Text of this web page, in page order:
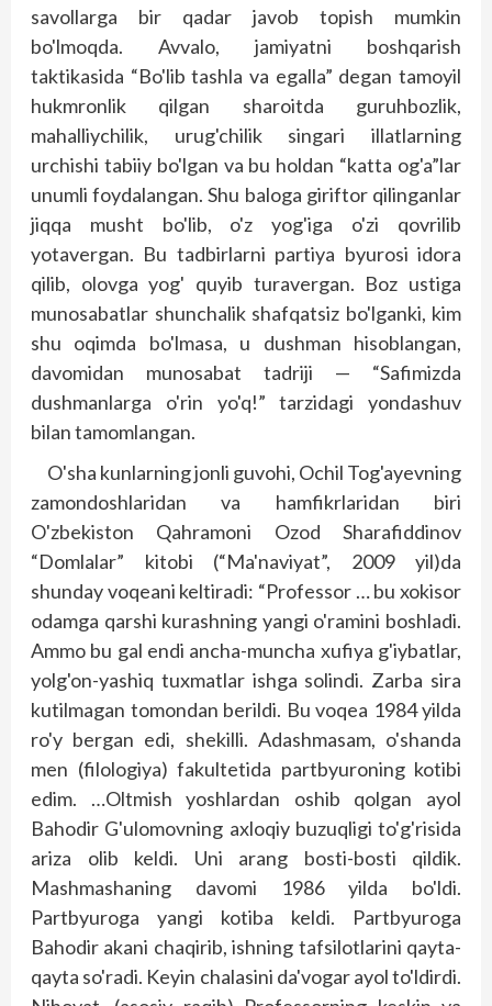
savollarga bir qadar javob topish mumkin
bo'lmoqda. Avvalo, jamiyatni boshqarish
taktikasida “Bo'lib tashla va egalla” degan tamoyil
hukmronlik qilgan sharoitda guruhbozlik,
mahalliychilik, urug'chilik singari illatlarning
urchishi tabiiy bo'lgan va bu holdan “katta og'a”lar
unumli foydalangan. Shu baloga giriftor qilinganlar
jiqqa musht bo'lib, o'z yog'iga o'zi qovrilib
yotavergan. Bu tadbirlarni partiya byurosi idora
qilib, olovga yog' quyib turavergan. Boz ustiga
munosabatlar shunchalik shafqatsiz bo'lganki, kim
shu oqimda bo'lmasa, u dushman hisoblangan,
davomidan munosabat tadriji — “Safimizda
dushmanlarga o'rin yo'q!” tarzidagi yondashuv
bilan tamomlangan.
O'sha kunlarning jonli guvohi, Ochil Tog'ayevning
zamondoshlaridan va hamfikrlaridan biri
O'zbekiston Qahramoni Ozod Sharafiddinov
“Domlalar” kitobi (“Ma'naviyat”, 2009 yil)da
shunday voqeani keltiradi: “Professor … bu xokisor
odamga qarshi kurashning yangi o'ramini boshladi.
Ammo bu gal endi ancha-muncha xufiya g'iybatlar,
yolg'on-yashiq tuxmatlar ishga solindi. Zarba sira
kutilmagan tomondan berildi. Bu voqea 1984 yilda
ro'y bergan edi, shekilli. Adashmasam, o'shanda
men (filologiya) fakultetida partbyuroning kotibi
edim. …Oltmish yoshlardan oshib qolgan ayol
Bahodir G'ulomovning axloqiy buzuqligi to'g'risida
ariza olib keldi. Uni arang bosti-bosti qildik.
Mashmashaning davomi 1986 yilda bo'ldi.
Partbyuroga yangi kotiba keldi. Partbyuroga
Bahodir akani chaqirib, ishning tafsilotlarini qayta-
qayta so'radi. Keyin chalasini da'vogar ayol to'ldirdi.